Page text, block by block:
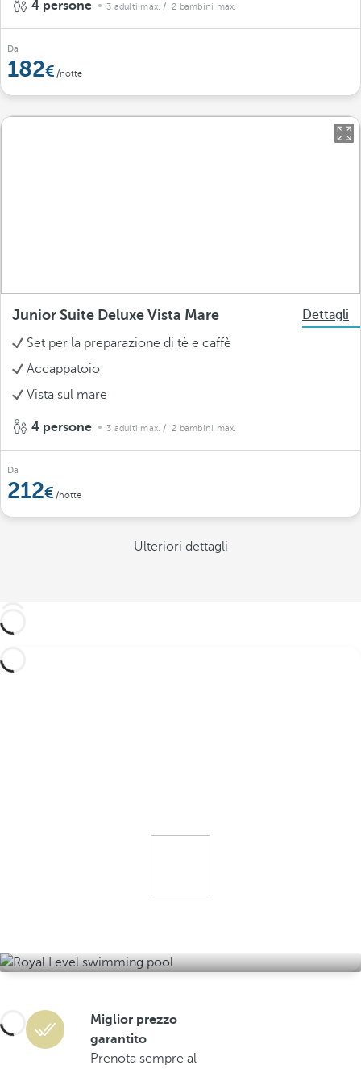
4 persone 3 adulti max. / 2 bambini max.
Da
182 /notte
Junior Suite Deluxe Vista Mare
Dettagli
Set per la preparazione di tè e caffè
Accappatoio
Vista sul mare
4 persone 3 adulti max. / 2 bambini max.
Da
212 /notte
Ulteriori dettagli
Miglior prezzo
garantito
Prenota sempre al